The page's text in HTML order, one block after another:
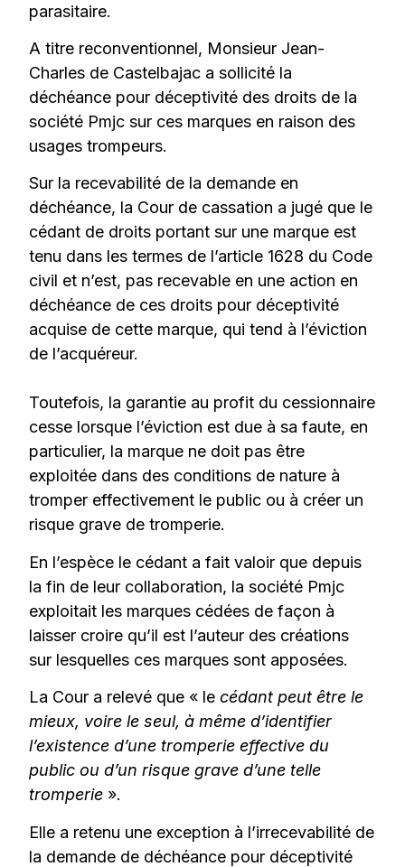
parasitaire.
A titre reconventionnel, Monsieur Jean-
Charles de Castelbajac a sollicité la
déchéance pour déceptivité des droits de la
société Pmjc sur ces marques en raison des
usages trompeurs.
Sur la recevabilité de la demande en
déchéance, la Cour de cassation a jugé que le
cédant de droits portant sur une marque est
tenu dans les termes de l’article 1628 du Code
civil et n’est, pas recevable en une action en
déchéance de ces droits pour déceptivité
acquise de cette marque, qui tend à l’éviction
de l’acquéreur.
Toutefois, la garantie au profit du cessionnaire
cesse lorsque l’éviction est due à sa faute, en
particulier, la marque ne doit pas être
exploitée dans des conditions de nature à
tromper effectivement le public ou à créer un
risque grave de tromperie.
En l’espèce le cédant a fait valoir que depuis
la fin de leur collaboration, la société Pmjc
exploitait les marques cédées de façon à
laisser croire qu’il est l’auteur des créations
sur lesquelles ces marques sont apposées.
La Cour a relevé que « le cédant peut être le
mieux, voire le seul, à même d’identifier
l’existence d’une tromperie effective du
public ou d’un risque grave d’une telle
tromperie ».
Elle a retenu une exception à l’irrecevabilité de
la demande de déchéance pour déceptivité